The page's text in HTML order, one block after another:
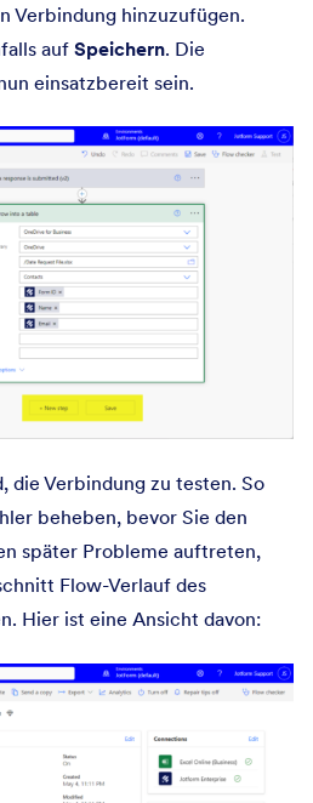
Verbindung hinzuzufügen.
auf Speichern. Die
einsatzbereit sein.
die Verbindung zu testen. So
beheben, bevor Sie den
später Probleme auftreten,
Flow-Verlauf des
Hier ist eine Ansicht davon: